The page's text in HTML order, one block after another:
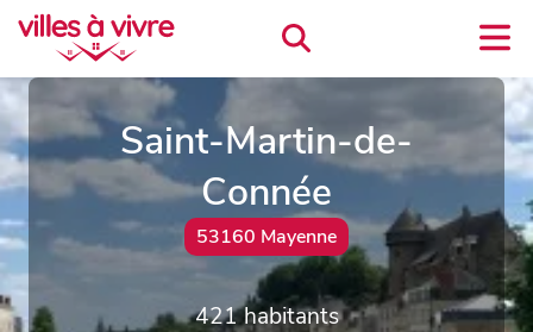
Saint-Martin-de-
Connée
53160 Mayenne
421 habitants